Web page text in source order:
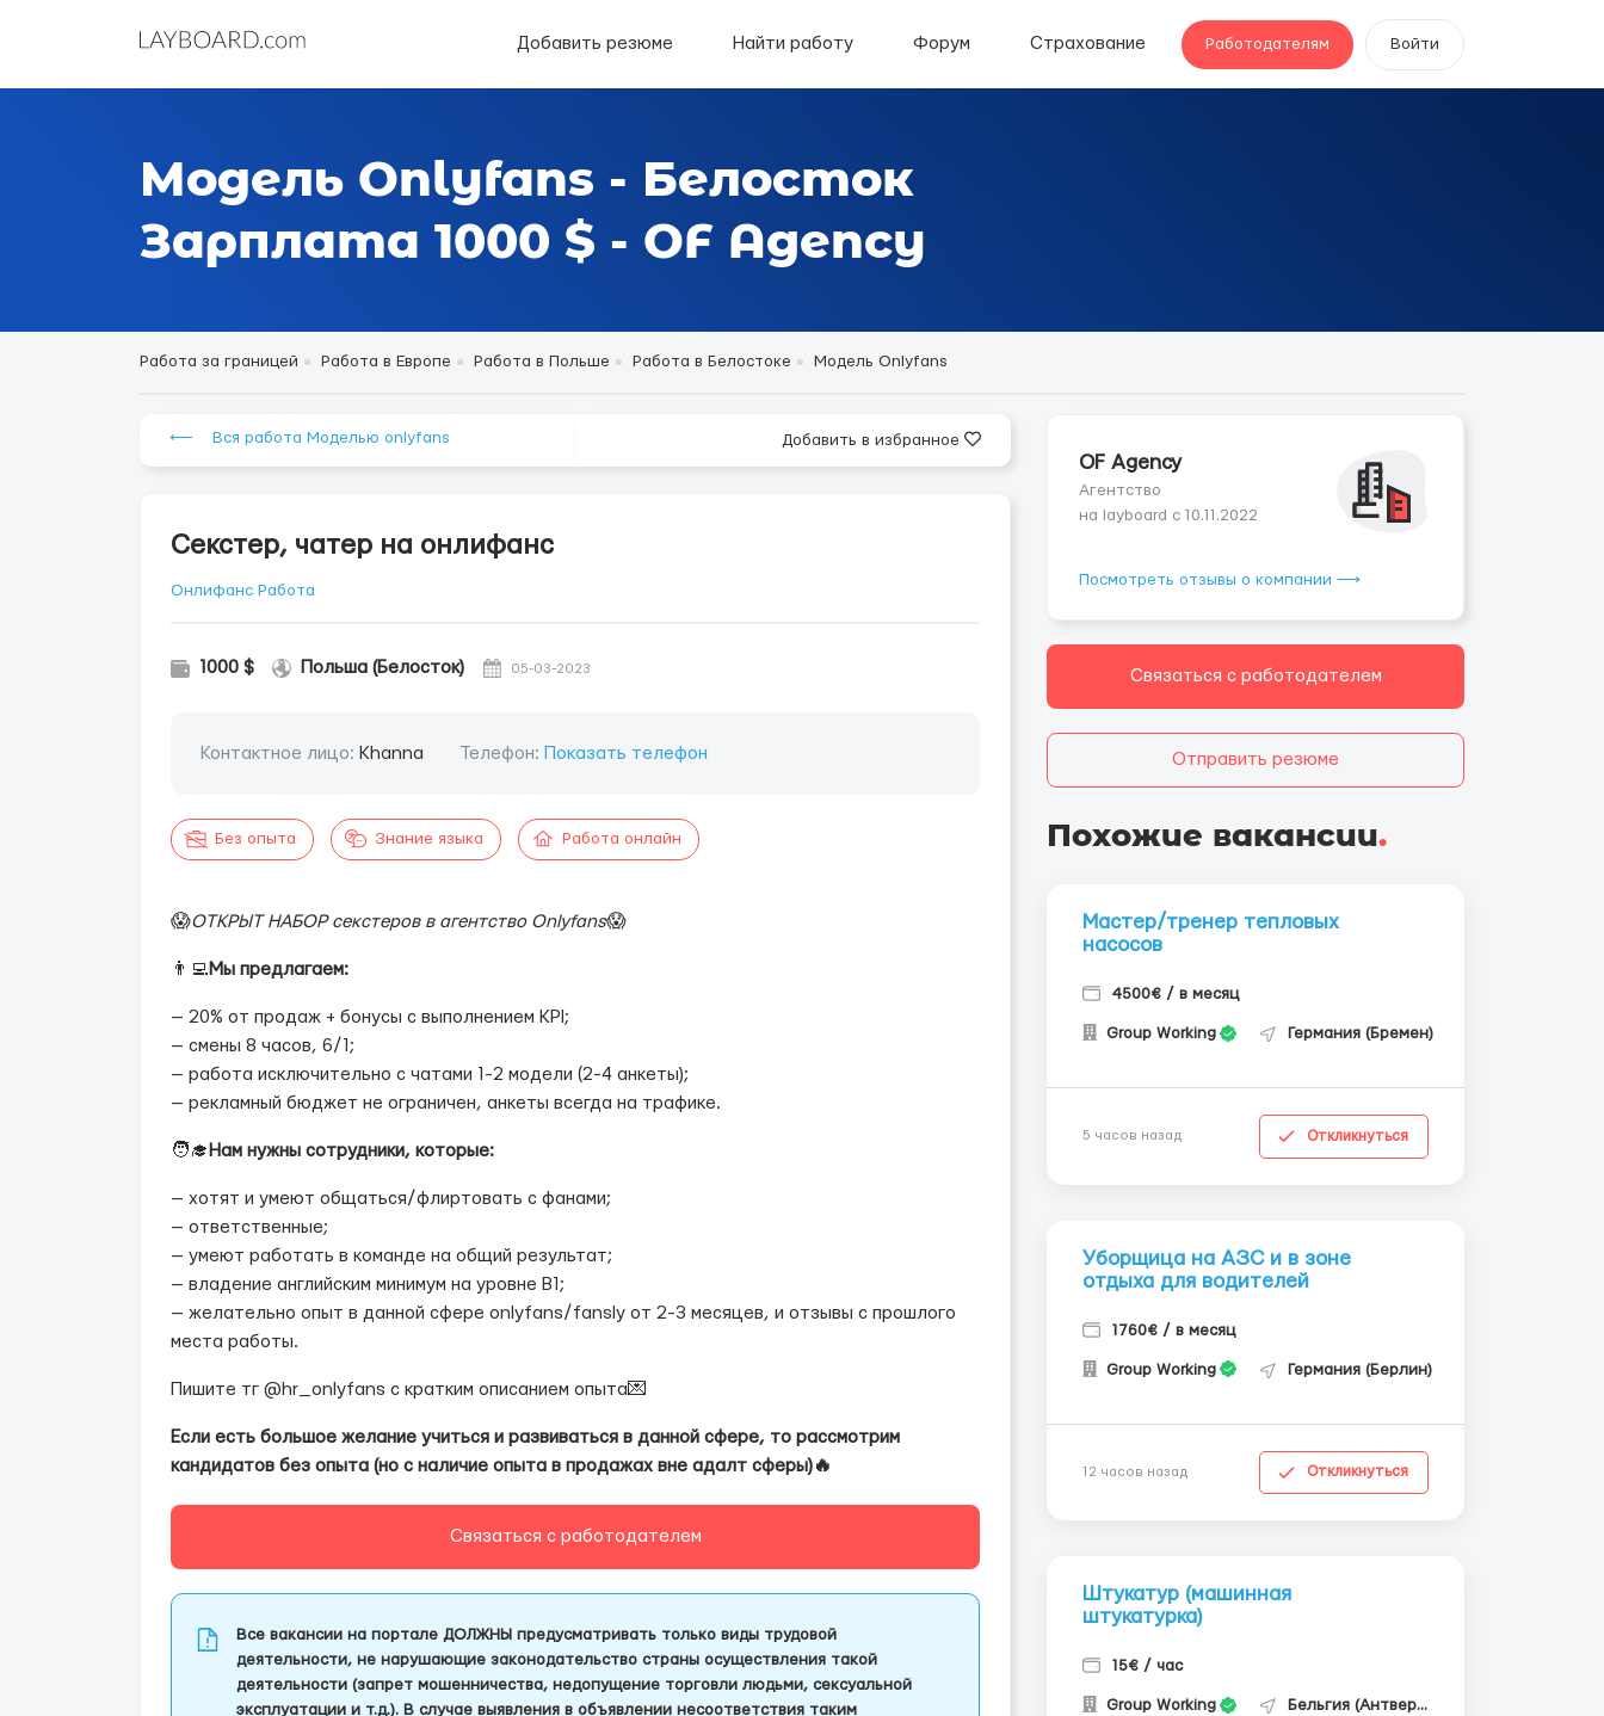
Добавить резюме Найти работу Форум Страхование Работодателям Войти
Модель Onlyfans - Белосток
Зарплата 1000 $ - OF Agency
Работа за границей Работа в Европе Работа в Польше Работа в Белостоке Модель Onlyfans
⟵ Вся работа Моделью onlyfans Добавить в избранное
Секстер, чатер на онлифанс
Онлифанс Работа
1000 $ Польша (Белосток) 05-03-2023
Контактное лицо: Khanna Телефон: Показать телефон
Без опыта Знание языка Работа онлайн
😱ОТКРЫТ НАБОР секстеров в агентство Onlyfans😱
👨‍💻 Мы предлагаем:
— 20% от продаж + бонусы с выполнением KPI;
— смены 8 часов, 6/1;
— работа исключительно с чатами 1-2 модели (2-4 анкеты);
— рекламный бюджет не ограничен, анкеты всегда на трафике.
🧑‍🎓 Нам нужны сотрудники, которые:
— хотят и умеют общаться/флиртовать с фанами;
— ответственные;
— умеют работать в команде на общий результат;
— владение английским минимум на уровне B1;
— желательно опыт в данной сфере onlyfans/fansly от 2-3 месяцев, и отзывы с прошлого
места работы.
Пишите тг @hr_onlyfans с кратким описанием опыта💌
Если есть большое желание учиться и развиваться в данной сфере, то рассмотрим
кандидатов без опыта (но с наличие опыта в продажах вне адалт сферы)🔥
Связаться с работодателем
Все вакансии на портале ДОЛЖНЫ предусматривать только виды трудовой
деятельности, не нарушающие законодательство страны осуществления такой
деятельности (запрет мошенничества, недопущение торговли людьми, сексуальной
эксплуатации и т.д.). В случае выявления в объявлении несоответствия таким
OF Agency
Агентство
на layboard с 10.11.2022
Посмотреть отзывы о компании ⟶
Связаться с работодателем
Отправить резюме
Похожие вакансии.
Мастер/тренер тепловых
насосов
4500€ / в месяц
Group Working Германия (Бремен)
5 часов назад Откликнуться
Уборщица на АЗС и в зоне
отдыха для водителей
1760€ / в месяц
Group Working Германия (Берлин)
12 часов назад Откликнуться
Штукатур (машинная
штукатурка)
15€ / час
Group Working Бельгия (Антверпен)